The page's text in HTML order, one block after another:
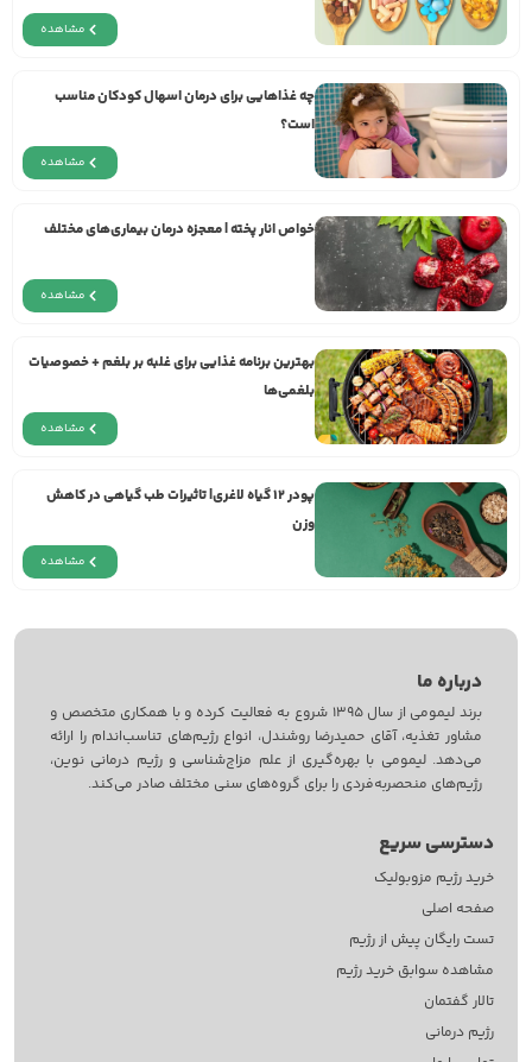
مشاهده
چه غذاهایی برای درمان اسهال کودکان مناسب
است؟
مشاهده
خواص انار پخته | معجزه‌ درمان بیماری‌های مختلف
مشاهده
بهترین برنامه غذایی برای غلبه بر بلغم + خصوصیات
بلغمی‌ها
مشاهده
پودر ۱۲ گیاه لاغری| تاثیرات طب گیاهی در کاهش
وزن
مشاهده
درباره ما
برند لیمومی از سال 1395 شروع به فعالیت کرده و با همکاری متخصص و
مشاور تغذیه، آقای حمیدرضا روشندل، انواع رژیم‌های تناسب‌اندام را ارائه
می‌دهد. لیمومی با بهره‌گیری از علم مزاج‌‌شناسی و رژیم درمانی نوین،
رژیم‌های منحصربه‌فردی را برای گروه‌های سنی مختلف صادر می‌کند.
دسترسی سریع
خرید رژیم مزوبولیک
صفحه اصلی
تست رایگان پیش از رژیم
مشاهده سوابق خرید رژیم
تالار گفتمان
رژیم درمانی